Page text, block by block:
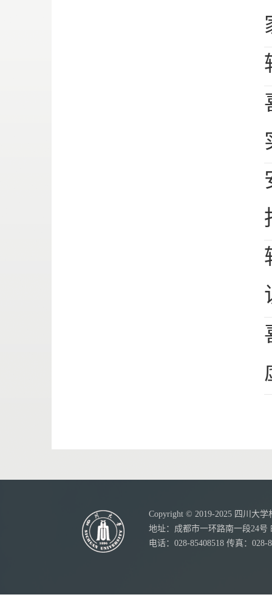
Copyright © 2019-2025 四川大
地址：成都市一环路南一段24号
电话：028-85408518 传真：028-